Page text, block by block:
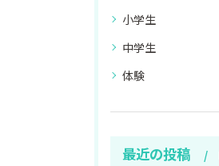
小学生
中学生
体験
最近の投稿